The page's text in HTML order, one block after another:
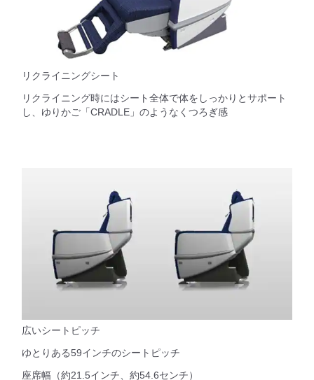
リクライニングシート
リクライニング時にはシート全体で体をしっかりとサポート
し、ゆりかご「CRADLE」のようなくつろぎ感
広いシートピッチ
ゆとりある59インチのシートピッチ
座席幅（約21.5インチ、約54.6センチ）